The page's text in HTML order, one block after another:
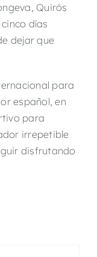
Quirós
días
dejar que
para
español, en
para
irrepetible
disfrutando